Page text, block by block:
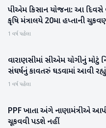
રાષ્ટ્રીય
પીએમ કિસાન યોજના: આ દિવસે
કૃષિ મંત્રાલયે 20મા હપ્તાની
1 વર્ષ પહેલા
રાષ્ટ્રીય
વારાણસીમાં સીએમ યોગીનું મોટું
સંઘર્ષનું કાવતરું ઘડવામાં આવી
1 વર્ષ પહેલા
બિઝનેસ
PPF ખાતા અંગે નાણામંત્રીએ
ચૂકવવી પડશે નહીં